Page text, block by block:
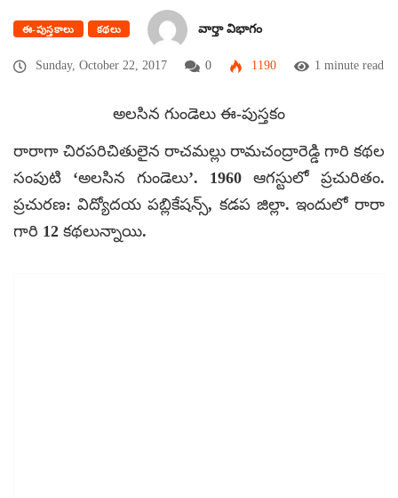
ఈ-పుస్తకాలు కథలు వార్తా విభాగం
Sunday, October 22, 2017 0 1190 1 minute read
అలసిన గుండెలు ఈ-పుస్తకం
రారాగా చిరపరిచితులైన రాచమల్లు రామచంద్రారెడ్డి గారి కథల
సంపుటి ‘అలసిన గుండెలు’. 1960 ఆగస్టులో ప్రచురితం.
ప్రచురణ: విద్యోదయ పబ్లికేషన్స్, కడప జిల్లా. ఇందులో రారా
గారి 12 కథలున్నాయి.